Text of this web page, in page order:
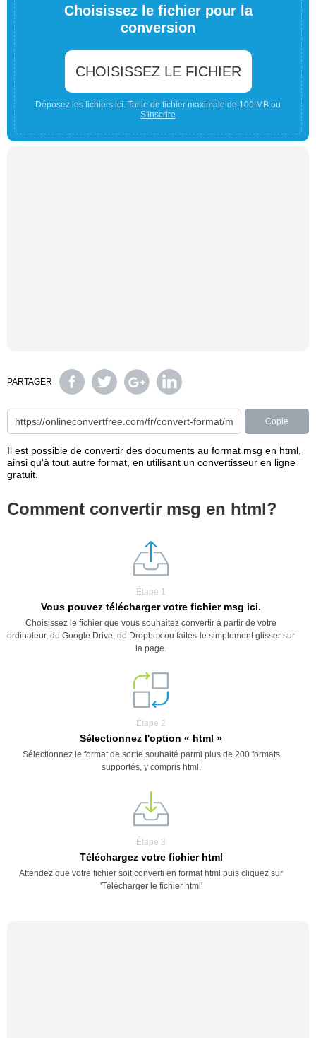
Choisissez le fichier pour la
conversion
CHOISISSEZ LE FICHIER
Déposez les fichiers ici. Taille de fichier maximale de 100 MB ou
S'inscrire
PARTAGER
Copie
Il est possible de convertir des documents au format msg en html,
ainsi qu'à tout autre format, en utilisant un convertisseur en ligne
gratuit.
Comment convertir msg en html?
Étape 1
Vous pouvez télécharger votre fichier msg ici.
Choisissez le fichier que vous souhaitez convertir à partir de votre
ordinateur, de Google Drive, de Dropbox ou faites-le simplement glisser sur
la page.
Étape 2
Sélectionnez l'option « html »
Sélectionnez le format de sortie souhaité parmi plus de 200 formats
supportés, y compris html.
Étape 3
Téléchargez votre fichier html
Attendez que votre fichier soit converti en format html puis cliquez sur
'Télécharger le fichier html'